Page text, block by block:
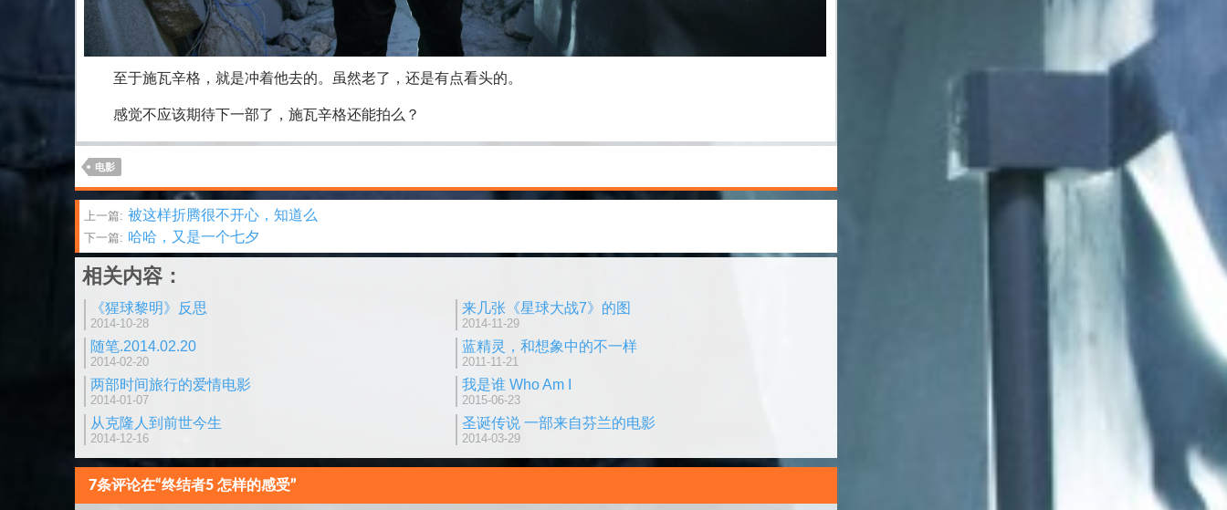
至于施瓦辛格，就是冲着他去的。虽然老了，还是有点看头的。
感觉不应该期待下一部了，施瓦辛格还能拍么？
电影
文
章
分
页
上一篇: 被这样折腾很不开心，知道么
下一篇: 哈哈，又是一个七夕
相关内容：
《猩球黎明》反思
2014-10-28
来几张《星球大战7》的图
2014-11-29
随笔.2014.02.20
2014-02-20
蓝精灵，和想象中的不一样
2011-11-21
两部时间旅行的爱情电影
2014-01-07
我是谁 Who Am I
2015-06-23
从克隆人到前世今生
2014-12-16
圣诞传说 一部来自芬兰的电影
2014-03-29
7条评论在“终结者5 怎样的感受”